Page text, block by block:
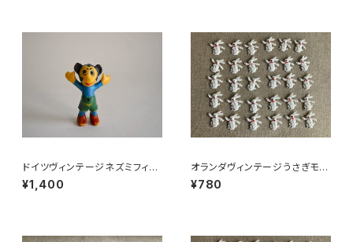
ドイツヴィンテージネズミフィギ
ュアa
¥1,400
オランダヴィンテージうさぎモチ
ーフプラパーツ30個セットNo19
9
¥780